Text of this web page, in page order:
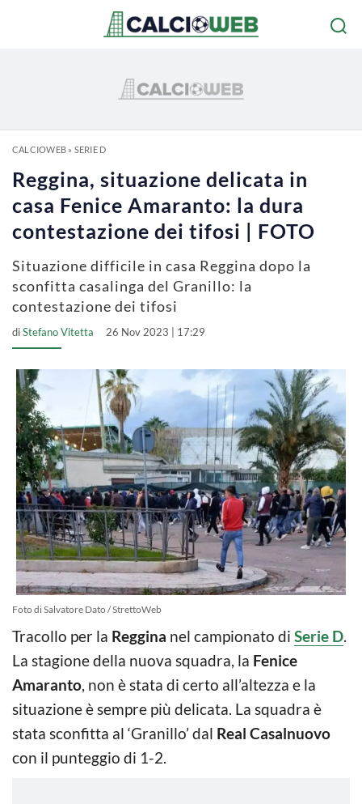
CALCIOWEB» SERIE D
Reggina, situazione delicata in
casa Fenice Amaranto: la dura
contestazione dei tifosi | FOTO
Situazione difficile in casa Reggina dopo la
sconfitta casalinga del Granillo: la
contestazione dei tifosi
diStefano Vitetta 26 Nov 2023 | 17:29
Foto di Salvatore Dato / StrettoWeb
Tracollo per la Reggina nel campionato di Serie D.
La stagione della nuova squadra, la Fenice
Amaranto, non è stata di certo all’altezza e la
situazione è sempre più delicata. La squadra è
stata sconfitta al ‘Granillo’ dal Real Casalnuovo
con il punteggio di 1-2.